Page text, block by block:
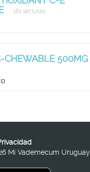
161 lecturas
CHEWABLE 500MG
Mi Vademecum Uruguay